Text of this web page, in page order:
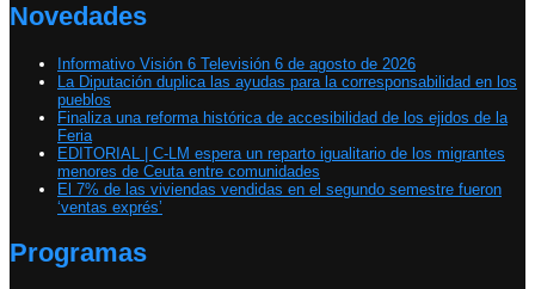
Novedades
Informativo Visión 6 Televisión 6 de agosto de 2026
La Diputación duplica las ayudas para la corresponsabilidad en los
pueblos
Finaliza una reforma histórica de accesibilidad de los ejidos de la
Feria
EDITORIAL | C-LM espera un reparto igualitario de los migrantes
menores de Ceuta entre comunidades
El 7% de las viviendas vendidas en el segundo semestre fueron
‘ventas exprés’
Programas